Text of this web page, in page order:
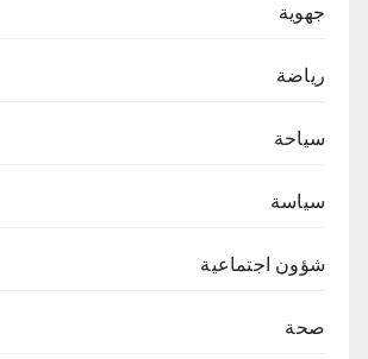
جهوية
رياضة
سياحة
سياسة
شؤون اجتماعية
صحة